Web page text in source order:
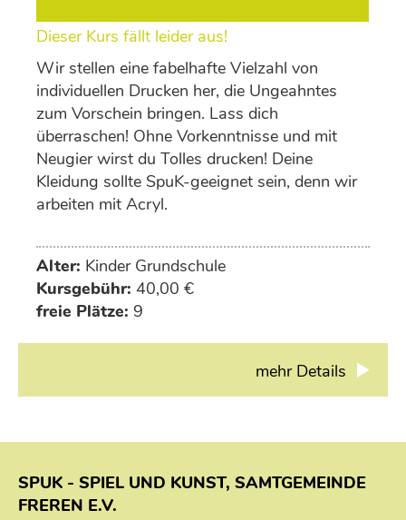
Dieser Kurs fällt leider aus!
Wir stellen eine fabelhafte Vielzahl von
individuellen Drucken her, die Ungeahntes
zum Vorschein bringen. Lass dich
überraschen! Ohne Vorkenntnisse und mit
Neugier wirst du Tolles drucken! Deine
Kleidung sollte SpuK-geeignet sein, denn wir
arbeiten mit Acryl.
Alter: Kinder Grundschule
Kursgebühr: 40,00 €
freie Plätze: 9
mehr Details
SPUK - SPIEL UND KUNST, SAMTGEMEINDE
FREREN E.V.